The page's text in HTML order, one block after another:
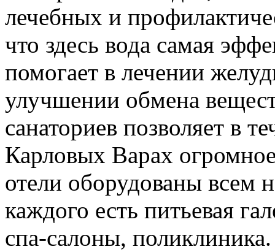
лечебных и
что здесь вода самая
помогает в лечении
улучшении обмена
санаториев позволяет в
Карловых Варах
отели оборудованы всем
каждого есть питьевая
спа-салоны, поликлиника.